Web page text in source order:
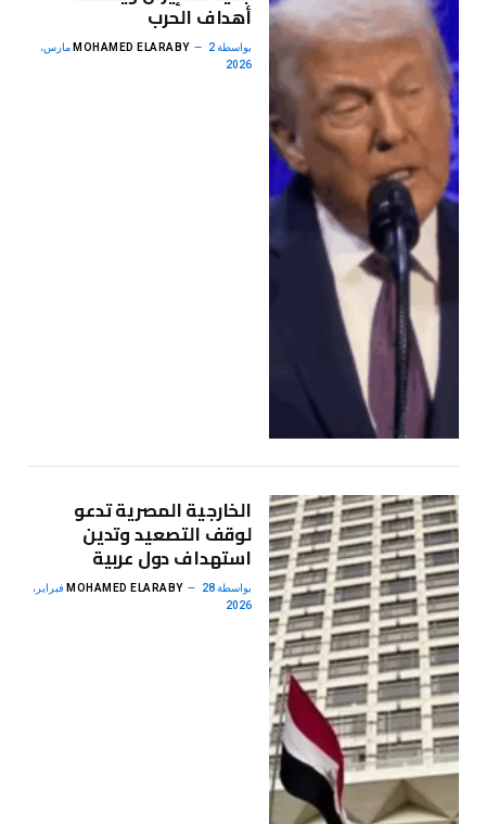
أهداف الحرب
بواسطة MOHAMED ELARABY 2 مارس،
2026
الخارجية المصرية تدعو
لوقف التصعيد وتدين
استهداف دول عربية
بواسطة MOHAMED ELARABY 28 فبراير،
2026